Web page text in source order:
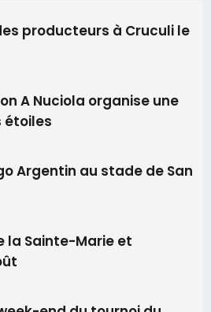
Argentin au stade de San
la Sainte-Marie et
end du tournoi du
de la disparition du
de Saint Exupery